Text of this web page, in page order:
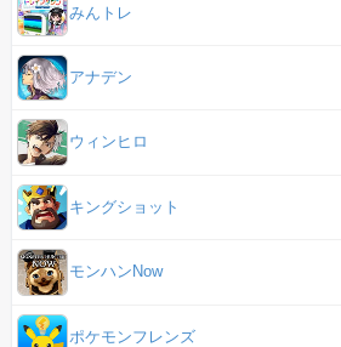
みんトレ
アナデン
ウィンヒロ
キングショット
モンハンNow
ポケモンフレンズ